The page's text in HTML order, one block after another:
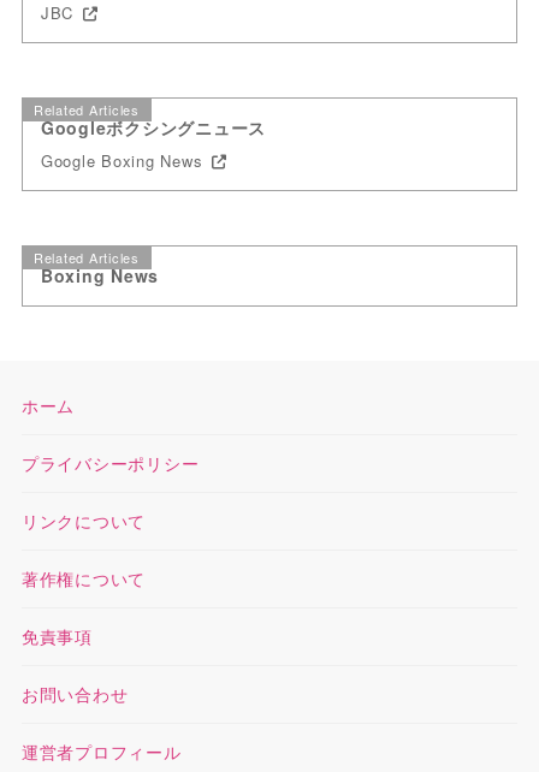
JBC
Related Articles
Googleボクシングニュース
Google Boxing News
Related Articles
Boxing News
ホーム
プライバシーポリシー
リンクについて
著作権について
免責事項
お問い合わせ
運営者プロフィール